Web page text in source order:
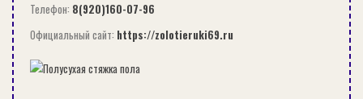
желаете радикально решить
проблему, то стоит подумать над
сантехники.
Телефон: 8(920)160-07-96
Официальный сайт: https://zolotieruki69.ru